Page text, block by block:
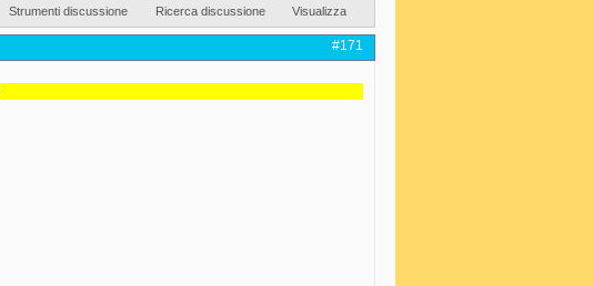
Strumenti discussione Ricerca discussione Visualizza
#171